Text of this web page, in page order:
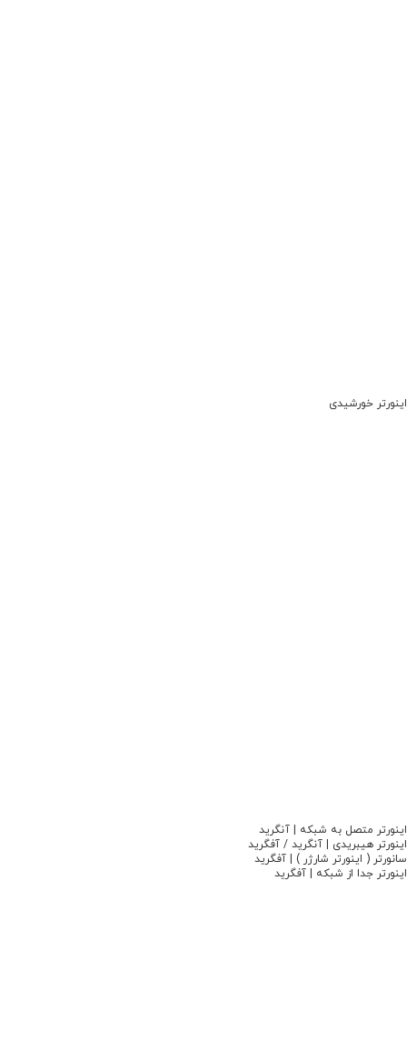
اینورتر خورشیدی
اینورتر متصل به شبکه | آنگرید
اینورتر هیبریدی | آنگرید / آفگرید
سانورتر ( اینورتر شارژر ) | آفگرید
اینورتر جدا از شبکه | آفگرید